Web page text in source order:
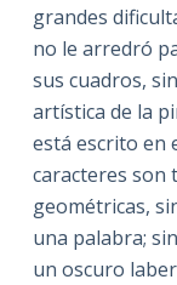
grandes
no le arredró
sus cuadros,
artística de la
está escrito en
caracteres son
geométricas,
una palabra;
un oscuro